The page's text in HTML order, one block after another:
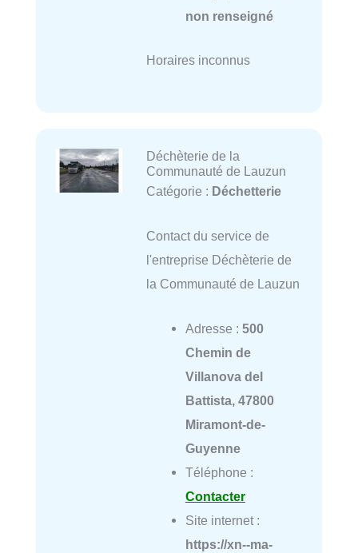
non renseigné
Horaires inconnus
Déchèterie de la
Communauté de Lauzun
Catégorie : Déchetterie
Contact du service de
l'entreprise Déchèterie de
la Communauté de Lauzun
Adresse : 500
Chemin de
Villanova del
Battista, 47800
Miramont-de-
Guyenne
Téléphone :
Contacter
Site internet :
https://xn--ma-